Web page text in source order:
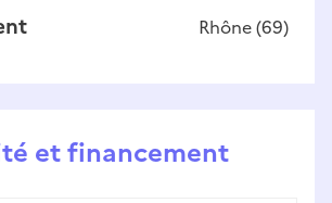
Rhône(69)
et financement